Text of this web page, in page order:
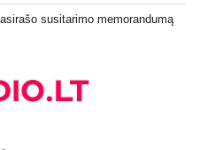
susitarimo memorandumą